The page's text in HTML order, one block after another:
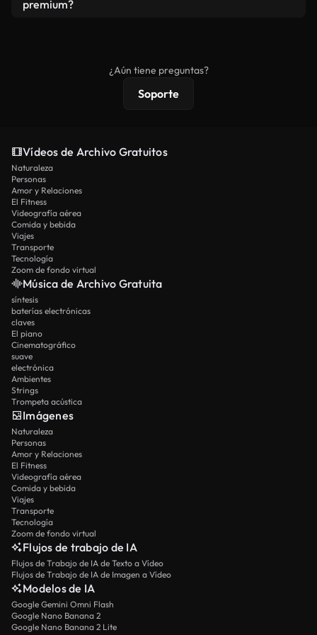
premium?
protecciones de licencia extendidas.
¿Aún tiene preguntas?
Soporte
Vídeos de Archivo Gratuitos
Naturaleza
Personas
Amor y Relaciones
El Fitness
Videografía aérea
Comida y bebida
Viajes
Transporte
Tecnología
Zoom de fondo virtual
Música de Archivo Gratuita
síntesis
baterías electrónicas
claves
El piano
Cinematográfico
suave
electrónica
Ambientes
Strings
Trompeta acústica
Imágenes
Naturaleza
Personas
Amor y Relaciones
El Fitness
Videografía aérea
Comida y bebida
Viajes
Transporte
Tecnología
Zoom de fondo virtual
Flujos de trabajo de IA
Flujos de Trabajo de IA de Texto a Vídeo
Flujos de Trabajo de IA de Imagen a Vídeo
Modelos de IA
Google Gemini Omni Flash
Google Nano Banana 2
Google Nano Banana 2 Lite